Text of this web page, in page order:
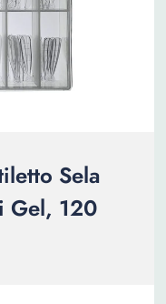
Sela
Gel, 120